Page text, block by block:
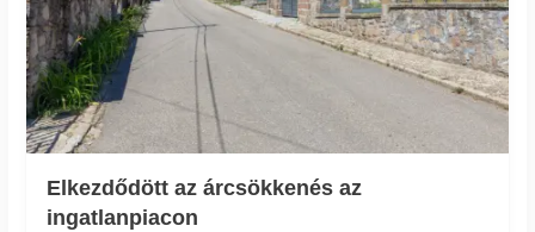
Elkezdődött az árcsökkenés az
ingatlanpiacon